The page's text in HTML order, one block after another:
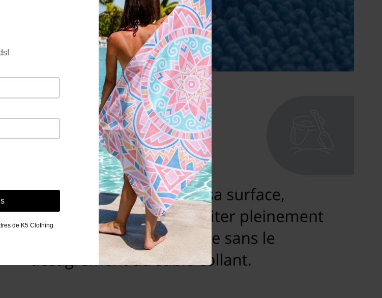
de K5 Clothing